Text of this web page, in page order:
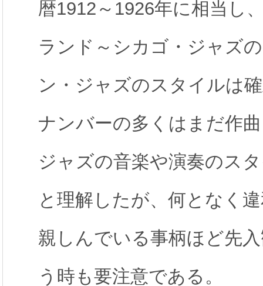
暦1912～1926年に相当し
ランド～シカゴ・ジャズ
ン・ジャズのスタイルは
ナンバーの多くはまだ作
ジャズの音楽や演奏のス
と理解したが、何となく
親しんでいる事柄ほど先
う時も要注意である。